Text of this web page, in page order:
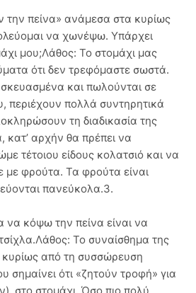
πείνα» ανάμεσα στα κυρίως
να χωνέψω. Υπάρχει
μου;Λάθος: Το στομάχι μας
ότι δεν τρεφόμαστε σωστά.
και πωλούνται σε
περιέχουν πολλά συντηρητικά
τη διαδικασία της
αρχήν θα πρέπει να
τέτοιου είδους κολατσιό και να
με φρούτα. Τα φρούτα είναι
πανεύκολα.3.
να κόψω την πείνα είναι να
Το συναίσθημα της
κυρίως από τη συσσώρευση
σημαίνει ότι «ζητούν τροφή» για